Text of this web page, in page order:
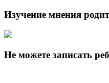
Изучение мнения
Не можете записать